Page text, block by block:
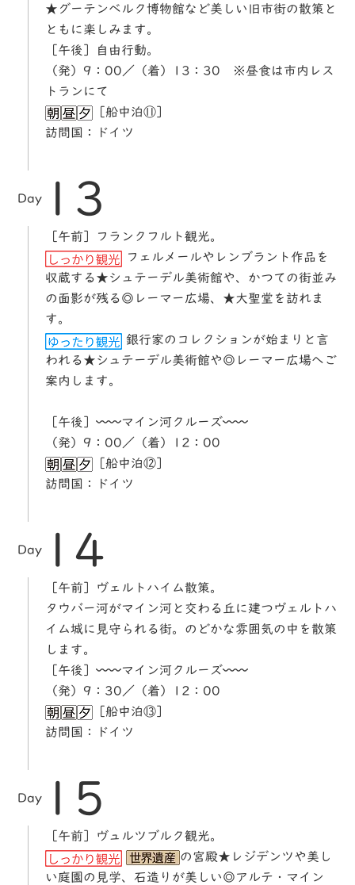
★グーテンベルク博物館など美しい旧市街の散策と
ともに楽しみます。
［午後］自由行動。
（発）9：00／（着）13：30 ※昼食は市内レス
トランにて
［船中泊⑪］
訪問国：ドイツ
Day 13
［午前］フランクフルト観光。
フェルメールやレンブラント作品を
収蔵する★シュテーデル美術館や、かつての街並み
の面影が残る◎レーマー広場、★大聖堂を訪れま
す。
銀行家のコレクションが始まりと言
われる★シュテーデル美術館や◎レーマー広場へご
案内します。
［午後］〰〰マイン河クルーズ〰〰
（発）9：00／（着）12：00
［船中泊⑫］
訪問国：ドイツ
Day 14
［午前］ヴェルトハイム散策。
タウバー河がマイン河と交わる丘に建つヴェルトハ
イム城に見守られる街。のどかな雰囲気の中を散策
します。
［午後］〰〰マイン河クルーズ〰〰
（発）9：30／（着）12：00
［船中泊⑬］
訪問国：ドイツ
Day 15
［午前］ヴュルツブルク観光。
の宮殿★レジデンツや美し
い庭園の見学、石造りが美しい◎アルテ・マイン